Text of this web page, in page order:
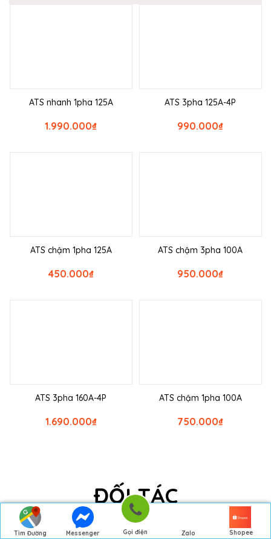
Tìm Đường
Messenger Gọi điện Zalo Shopee
ATS nhanh 1pha 125A
₫
1.990.000
ATS 3pha 125A-4P
₫
990.000
ATS chậm 1pha 125A
₫
450.000
ATS chậm 3pha 100A
₫
950.000
ATS 3pha 160A-4P
₫
1.690.000
ATS chậm 1pha 100A
₫
750.000
ĐỐI TÁC